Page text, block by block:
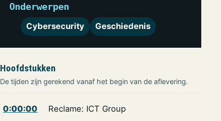
Onderwerpen
Cybersecurity Geschiedenis
Hoofdstukken
De tijden zijn gerekend vanaf het begin van de aflevering.
0:00:00 Reclame: ICT Group